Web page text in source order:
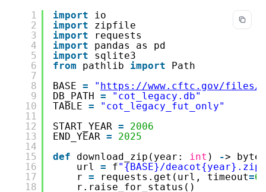
1
2
3
4
5
6
7
8
9
10
11
12
13
14
15
16
17
18
import
io
import
zipfile
import
requests
import
pandas as pd
import
sqlite3
from
pathlib import
Path
BASE = " https://www.cftc.gov/files/
DB_PATH =
"cot_legacy.db"
TABLE =
"cot_legacy_fut_only"
START_YEAR =
2006
END_YEAR =
2025
def
download_zip(year: int ) ->
url = f"{BASE}/deacot{year}.zip"
r = requests.get(url, timeout=60
r.raise_for_status()